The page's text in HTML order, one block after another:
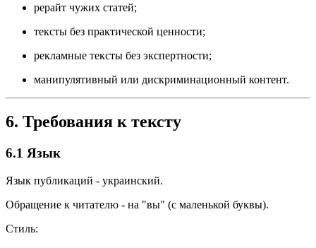
рерайт чужих статей;
тексты без практической ценности;
рекламные тексты без экспертности;
манипулятивный или дискриминационный контент.
6. Требования к тексту
6.1 Язык
Язык публикаций - украинский.
Обращение к читателю - на "вы" (с маленькой буквы).
Стиль: